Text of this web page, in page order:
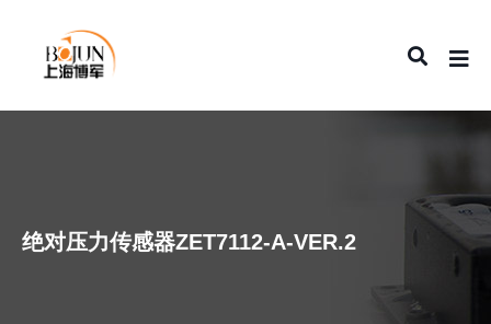
绝对压力传感器ZET7112-А-VER.2